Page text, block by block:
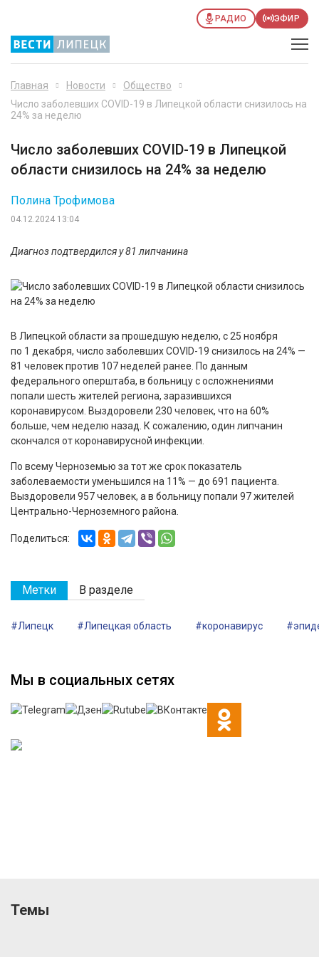
РАДИО ЭФИР
Главная Новости
Общество
Число заболевших COVID-19 в Липецкой области снизилось на
24% за неделю
Число заболевших COVID-19 в Липецкой
области снизилось на 24% за неделю
04.12.2024 13:04
Полина Трофимова
Диагноз подтвердился у 81 липчанина
В Липецкой области за прошедшую неделю, с 25 ноября
по 1 декабря, число заболевших COVID-19 снизилось на 24% —
81 человек против 107 неделей ранее. По данным
федерального оперштаба, в больницу с осложнениями
попали шесть жителей региона, заразившихся
коронавирусом. Выздоровели 230 человек, что на 60%
больше, чем неделю назад. К сожалению, один липчанин
скончался от коронавирусной инфекции.
По всему Черноземью за тот же срок показатель
заболеваемости уменьшился на 11% — до 691 пациента.
Выздоровели 957 человек, а в больницу попали 97 жителей
Центрально-Черноземного района.
Поделиться:
Метки В разделе
#Липецк #Липецкая область #коронавирус
Мы в социальных сетях
Темы